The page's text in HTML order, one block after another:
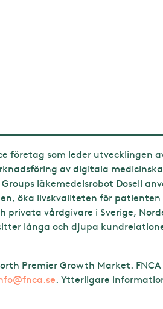
företag som leder utvecklingen
av digitala
läkemedelsrobot Dosell
öka livskvaliteten för
privata vårdgivare i Sverige,
långa och djupa
Premier Growth Market.
. Ytterligare